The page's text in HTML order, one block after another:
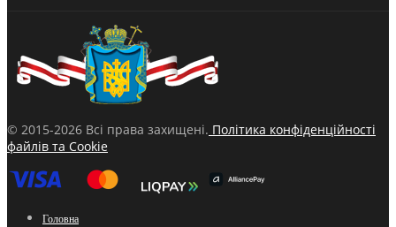
© 2015-2026 Всі права захищені. Політика конфіденційності
файлів та Cookie
Головна